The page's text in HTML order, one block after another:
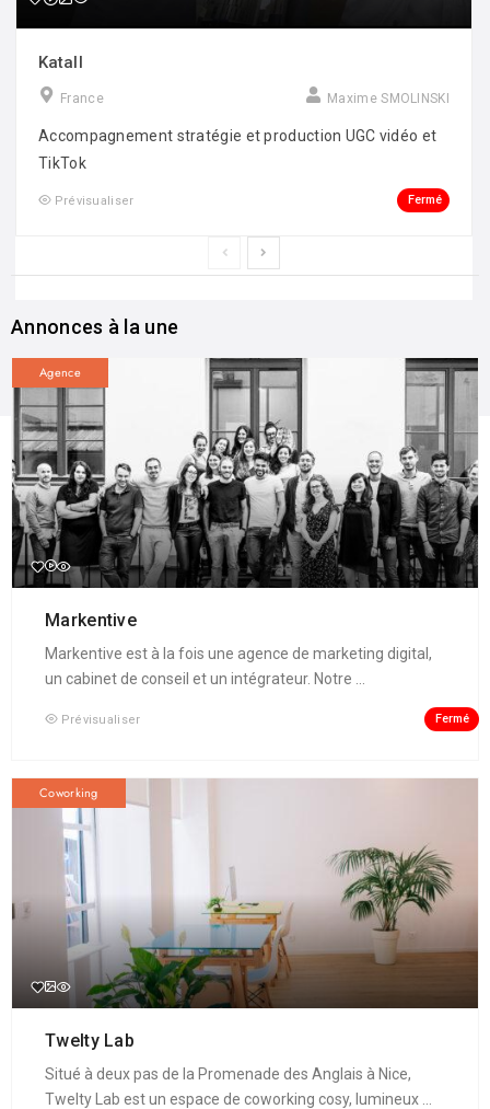
Katall
France Maxime SMOLINSKI
Accompagnement stratégie et production UGC vidéo et
TikTok
Prévisualiser Fermé
Annonces à la une
Agence
Markentive
Markentive est à la fois une agence de marketing digital,
un cabinet de conseil et un intégrateur. Notre ...
Prévisualiser Fermé
Coworking
Twelty Lab
Situé à deux pas de la Promenade des Anglais à Nice,
Twelty Lab est un espace de coworking cosy, lumineux ...